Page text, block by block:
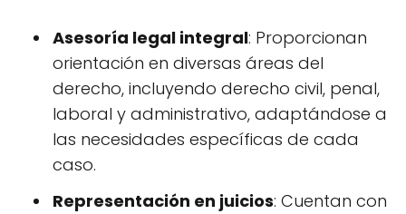
Asesoría legal integral: Proporcionan
orientación en diversas áreas del
derecho, incluyendo derecho civil, penal,
laboral y administrativo, adaptándose a
las necesidades específicas de cada
caso.
Representación en juicios: Cuentan con